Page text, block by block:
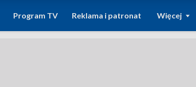
Program TV Reklama i patronat Więcej